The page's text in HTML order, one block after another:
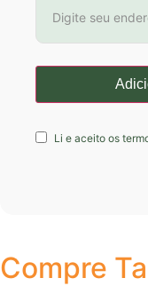
Li e aceito os
Compre